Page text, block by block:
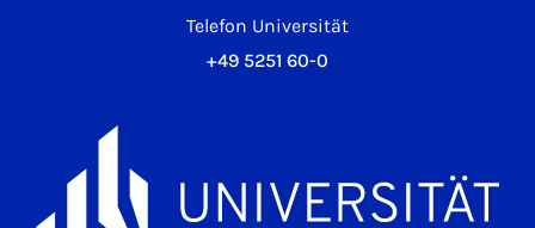
Telefon Universität
+49 5251 60-0